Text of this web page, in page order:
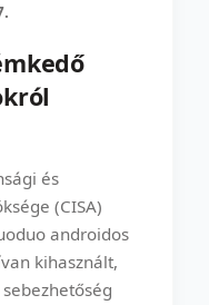
és
(CISA)
androidos
kihasznált,